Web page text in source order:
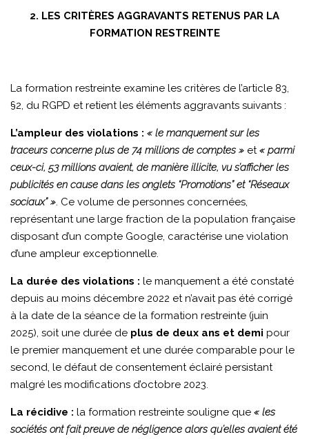
2. LES CRITÈRES AGGRAVANTS RETENUS PAR LA
FORMATION RESTREINTE
La formation restreinte examine les critères de l’article 83,
§2, du RGPD et retient les éléments aggravants suivants :
L’ampleur des violations : « le manquement sur les
traceurs concerne plus de 74 millions de comptes » et« parmi
ceux-ci, 53 millions avaient, de manière illicite, vu s’afficher les
publicités en cause dans les onglets “Promotions” et “Réseaux
sociaux” ». Ce volume de personnes concernées,
représentant une large fraction de la population française
disposant d’un compte Google, caractérise une violation
d’une ampleur exceptionnelle.
La durée des violations : le manquement a été constaté
depuis au moins décembre 2022 et n’avait pas été corrigé
à la date de la séance de la formation restreinte (juin
2025), soit une durée de plus de deux ans et demi pour
le premier manquement et une durée comparable pour le
second, le défaut de consentement éclairé persistant
malgré les modifications d’octobre 2023.
La récidive : la formation restreinte souligne que « les
sociétés ont fait preuve de négligence alors qu’elles avaient été